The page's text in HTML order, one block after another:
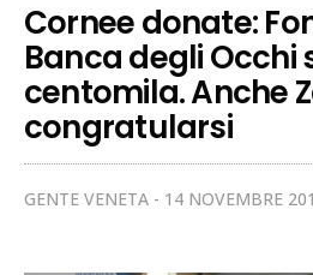
Cornee donate:
Banca degli
centomila. Anche
congratularsi
GENTE VENETA 14 NOVEMBRE